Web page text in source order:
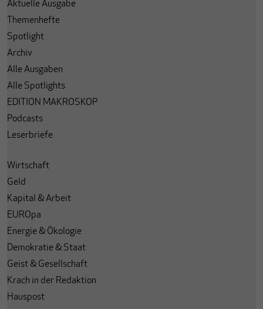
Aktuelle Ausgabe
Themenhefte
Spotlight
Archiv
Alle Ausgaben
Alle Spotlights
EDITION MAKROSKOP
Podcasts
Leserbriefe
Wirtschaft
Geld
Kapital & Arbeit
EUROpa
Energie & Ökologie
Demokratie & Staat
Geist & Gesellschaft
Krach in der Redaktion
Hauspost